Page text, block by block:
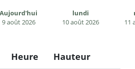
Aujourd'hui
9 août 2026
lundi
10 août 2026
11
Heure Hauteur